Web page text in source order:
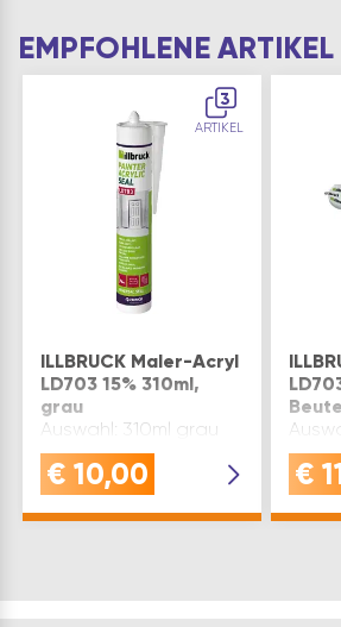
EMPFOHLENE
3
ARTIKEL
ILLBRUCK Maler-Acryl
LD703 15% 310ml,
grau
Auswahl: 310ml grau
€ 10,00 €